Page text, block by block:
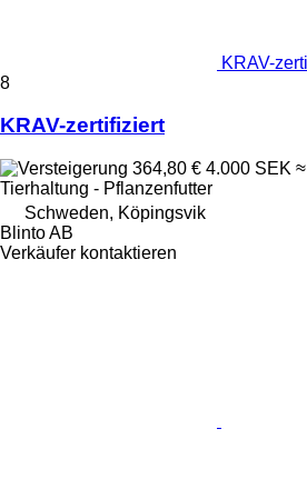
KRAV-
8
KRAV-zertifiziert
364,80 € 4.000 SEK
Tierhaltung - Pflanzenfutter
Schweden, Köpingsvik
Blinto AB
Verkäufer kontaktieren